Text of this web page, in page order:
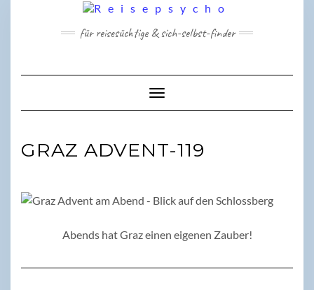
für reisesüchtige & sich-selbst-finder
Toggle Navigation
GRAZ ADVENT-119
Abends hat Graz einen eigenen Zauber!